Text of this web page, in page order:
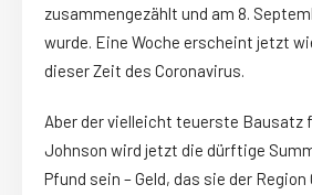
zusammengezählt und am 8.
wurde. Eine Woche erscheint jetzt
dieser Zeit des Coronavirus.
Aber der vielleicht teuerste Bausatz
Johnson wird jetzt die dürftige
Pfund sein – Geld, das sie der Region